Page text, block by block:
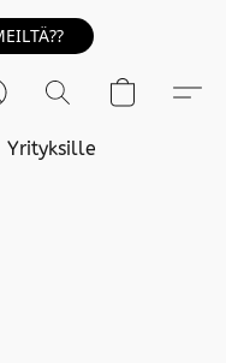
Yrityksille